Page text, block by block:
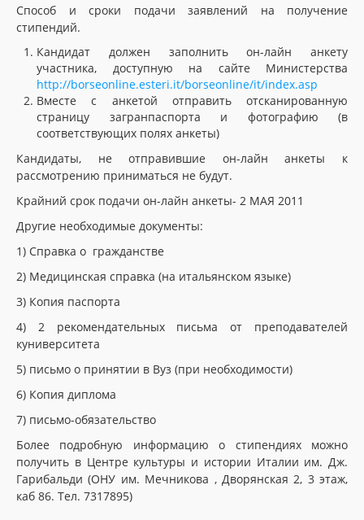
Способ и сроки подачи заявлений на получение
стипендий.
Кандидат должен заполнить он-лайн анкету
участника, доступную на сайте Министерства
http://borseonline.esteri.it/borseonline/it/index.asp
Вместе с анкетой отправить отсканированную
страницу загранпаспорта и фотографию (в
соответствующих полях анкеты)
Кандидаты, не отправившие он-лайн анкеты к
рассмотрению приниматься не будут.
Крайний срок подачи он-лайн анкеты- 2 МАЯ 2011
Другие необходимые документы:
1) Справка о гражданстве
2) Медицинская справка (на итальянском языке)
3) Копия паспорта
4) 2 рекомендательных письма от преподавателей
куниверситета
5) письмо о принятии в Вуз (при необходимости)
6) Копия диплома
7) письмо-обязательство
Более подробную информацию о стипендиях можно
получить в Центре культуры и истории Италии им. Дж.
Гарибальди (ОНУ им. Мечникова , Дворянская 2, 3 этаж,
каб 86. Тел. 7317895)